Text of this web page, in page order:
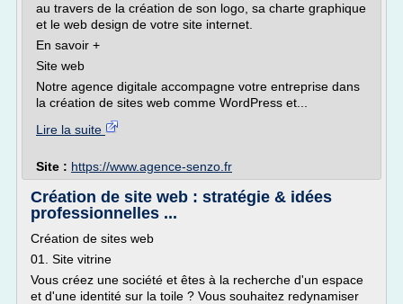
au travers de la création de son logo, sa charte graphique
et le web design de votre site internet.
En savoir +
Site web
Notre agence digitale accompagne votre entreprise dans
la création de sites web comme WordPress et...
Lire la suite
Site : https://www.agence-senzo.fr
Création de site web : stratégie & idées
professionnelles ...
Création de sites web
01. Site vitrine
Vous créez une société et êtes à la recherche d'un espace
et d'une identité sur la toile ? Vous souhaitez redynamiser